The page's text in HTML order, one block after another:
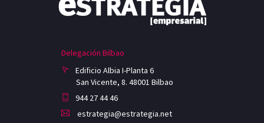
Delegación Bilbao
Edificio Albia I-Planta 6
San Vicente, 8. 48001 Bilbao
944 27 44 46
estrategia@estrategia.net